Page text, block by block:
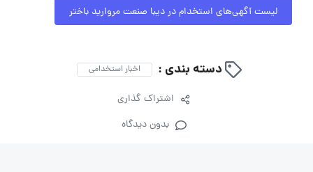
لیست آگهی‌های استخدام در دیبا صنعت مروارید باختر
دسته بندی : اخبار استخدامی
اشتراک گذاری
بدون دیدگاه